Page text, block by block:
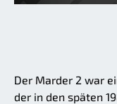
Der Marder 2 war
der in den späten